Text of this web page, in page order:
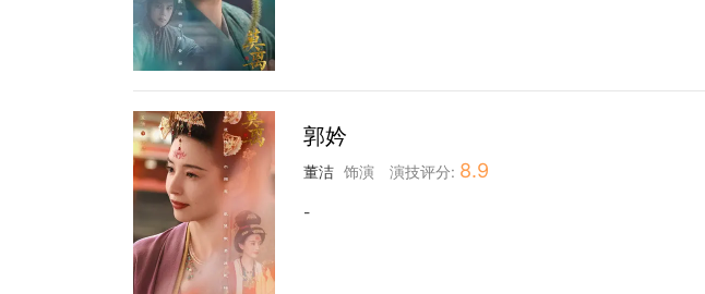
郭妗
董洁 饰演 演技评分: 8.9
-